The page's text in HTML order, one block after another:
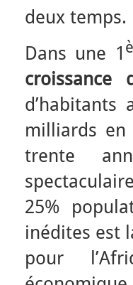
deux temps.
Dans une 1
croissance
d’habitants
milliards
trente
25%
inédites est
pour